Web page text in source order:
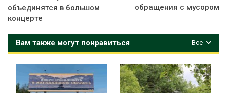
объединятся в большом
концерте
обращения с мусором
Все
Вам также могут понравиться